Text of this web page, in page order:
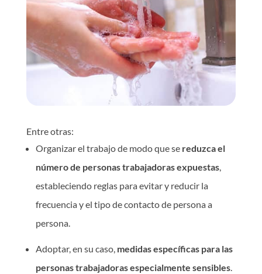
Entre otras:
Organizar el trabajo de modo que se reduzca el
número de personas trabajadoras expuestas,
estableciendo reglas para evitar y reducir la
frecuencia y el tipo de contacto de persona a
persona.
Adoptar, en su caso, medidas específicas para las
personas trabajadoras especialmente sensibles.